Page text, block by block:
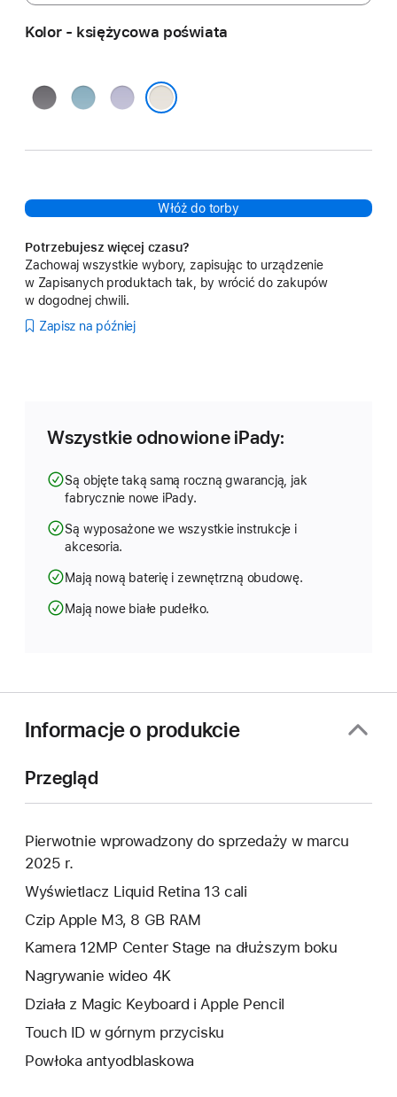
Kolor - księżycowa poświata
gwiezdnaniebieskifioletowy
Włóż do torby
Potrzebujesz więcej czasu?
Zachowaj wszystkie wybory, zapisując to urządzenie
w Zapisanych produktach tak, by wrócić do zakupów
w dogodnej chwili.
Zapisz na później
Wszystkie odnowione iPady:
Są objęte taką samą roczną gwarancją, jak
fabrycznie nowe iPady.
Są wyposażone we wszystkie instrukcje i
akcesoria.
Mają nową baterię i zewnętrzną obudowę.
Mają nowe białe pudełko.
Informacje o produkcie
Przegląd
Pierwotnie wprowadzony do sprzedaży w marcu
2025 r.
Wyświetlacz Liquid Retina 13 cali
Czip Apple M3, 8 GB RAM
Kamera 12MP Center Stage na dłuższym boku
Nagrywanie wideo 4K
Działa z Magic Keyboard i Apple Pencil
Touch ID w górnym przycisku
Powłoka antyodblaskowa